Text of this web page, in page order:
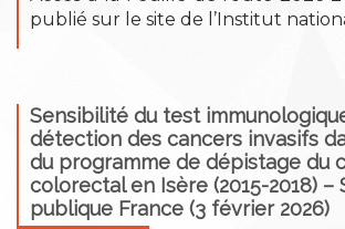
publié sur le site de l’Institut
Sensibilité du test
détection des cancers invasifs
du programme de dépistage du
colorectal en Isère (2015-2018) –
publique France (3 février 2026)